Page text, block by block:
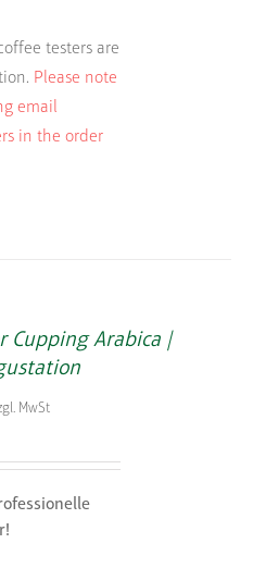
testers are
Please note
email
in the order
Cupping Arabica |
MwSt